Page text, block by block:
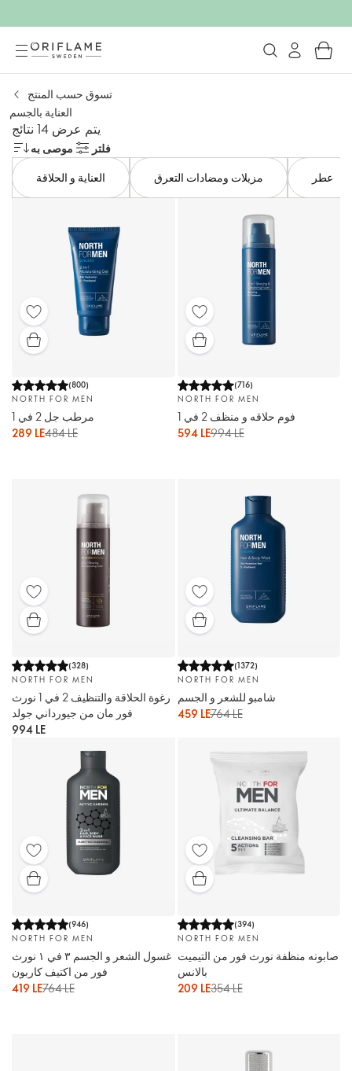
تسوق حسب المنتج
العناية بالجسم
يتم عرض 14 نتائج
موصى به
فلتر
العناية و الحلاقة
مزيلات ومضادات التعرق عطر
(800)
NORTH FOR MEN
مرطب جل 2 في 1
289 LE484 LE
(716)
NORTH FOR MEN
فوم حلاقه و منظف 2 في 1
594 LE994 LE
(328)
NORTH FOR MEN
رغوة الحلاقة والتنظيف 2 في 1 نورث
فور مان من جيورداني جولد
994 LE
(1372)
NORTH FOR MEN
شامبو للشعر و الجسم
459 LE764 LE
(946)
NORTH FOR MEN
غسول الشعر و الجسم ٣ في ١ نورث
فور من اكتيف كاربون
419 LE764 LE
(394)
NORTH FOR MEN
صابونه منظفة نورث فور من التيميت
بالانس
209 LE354 LE